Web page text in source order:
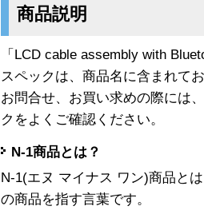
商品説明
「LCD cable assembly with
スペックは、商品名に含まれて
お問合せ、お買い求めの際には
クをよくご確認ください。
N-1商品とは？
N-1(エヌ マイナス ワン)商品と
の商品を指す言葉です。